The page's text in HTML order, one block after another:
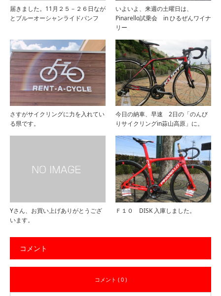
届きました。11月２５－２６日なが
とブルーオーシャンライドパンフ
いよいよ、来週の土曜日は、
Pinarello試乗会 in ひるぜんワイナ
リー
さすがサイクリングに力を入れてい
る県です。
今日の納車、早速 2日の「のんび
りサイクリングin蒜山高原」に。
Yさん、お買い上げありがとうござ
います。
Ｆ１０ DISK 入庫しました。
コメント
コメント ( 0 )